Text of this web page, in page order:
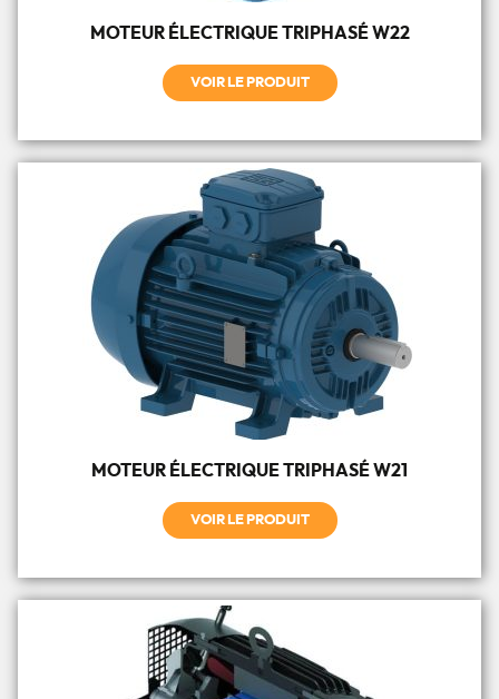
MOTEUR ÉLECTRIQUE TRIPHASÉ W22
VOIR LE PRODUIT
MOTEUR ÉLECTRIQUE TRIPHASÉ W21
VOIR LE PRODUIT